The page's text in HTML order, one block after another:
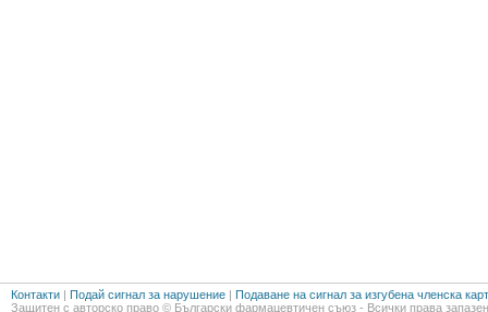
Контакти | Подай сигнал за нарушение | Подаване на сигнал за изгубена членска
Защитен с авторско право © Български фармацевтичен съюз - Всички права